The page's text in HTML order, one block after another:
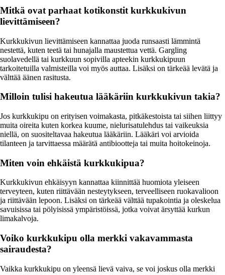
Mitkä ovat parhaat kotikonstit kurkkukivun
lievittämiseen?
Kurkkukivun lievittämiseen kannattaa juoda runsaasti lämmintä
nestettä, kuten teetä tai hunajalla maustettua vettä. Gargling
suolavedellä tai kurkkuun sopivilla apteekin kurkkukipuun
tarkoitetuilla valmisteilla voi myös auttaa. Lisäksi on tärkeää levätä ja
välttää äänen rasitusta.
Milloin tulisi hakeutua lääkäriin kurkkukivun takia?
Jos kurkkukipu on erityisen voimakasta, pitkäkestoista tai siihen liittyy
muita oireita kuten korkea kuume, nielurisatulehdus tai vaikeuksia
niellä, on suositeltavaa hakeutua lääkäriin. Lääkäri voi arvioida
tilanteen ja tarvittaessa määrätä antibiootteja tai muita hoitokeinoja.
Miten voin ehkäistä kurkkukipua?
Kurkkukivun ehkäisyyn kannattaa kiinnittää huomiota yleiseen
terveyteen, kuten riittävään nesteytykseen, terveelliseen ruokavalioon
ja riittävään lepoon. Lisäksi on tärkeää välttää tupakointia ja oleskelua
savuisissa tai pölyisissä ympäristöissä, jotka voivat ärsyttää kurkun
limakalvoja.
Voiko kurkkukipu olla merkki vakavammasta
sairaudesta?
Vaikka kurkkukipu on yleensä lievä vaiva, se voi joskus olla merkki